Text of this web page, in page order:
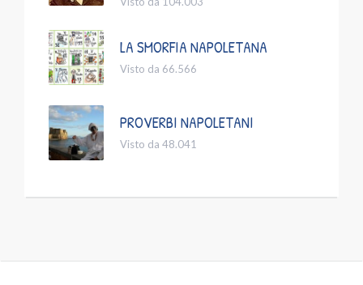
LA SMORFIA NAPOLETANA
Visto da 66.566
PROVERBI NAPOLETANI
Visto da 48.041